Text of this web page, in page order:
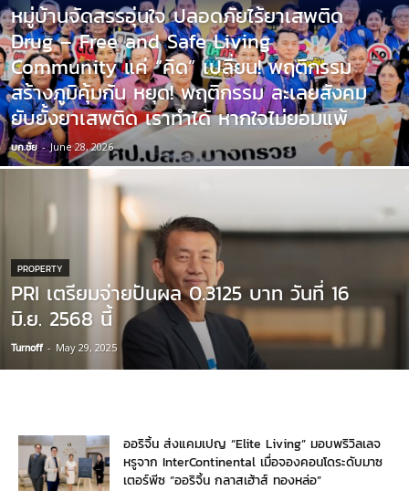
หมู่บ้านจัดสรรอุ่นใจ ปลอดภัยไร้ยาเสพติด
Drug – Free and Safe Living
Community แค่ “คิด” เปลี่ยน! พฤติกรรม
สร้างภูมิคุ้มกัน หยุด! พฤติกรรม ละเลยสังคม
ยับยั้งยาเสพติด เราทำได้ หากใจไม่ยอมแพ้
บก.ชัย - June 28, 2026
PROPERTY
PRI เตรียมจ่ายปันผล 0.3125 บาท วันที่ 16
มิ.ย. 2568 นี้
Turnoff - May 29, 2025
ออริจิ้น ส่งแคมเปญ “Elite Living” มอบพริวิลเลจ
หรูจาก InterContinental เมื่อจองคอนโดระดับมาซ
เตอร์พีซ “ออริจิ้น กลาสเฮ้าส์ ทองหล่อ”